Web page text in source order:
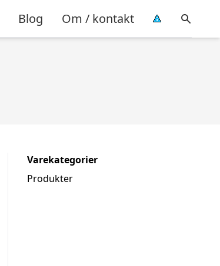
Blog Om / kontakt
Varekategorier
Produkter